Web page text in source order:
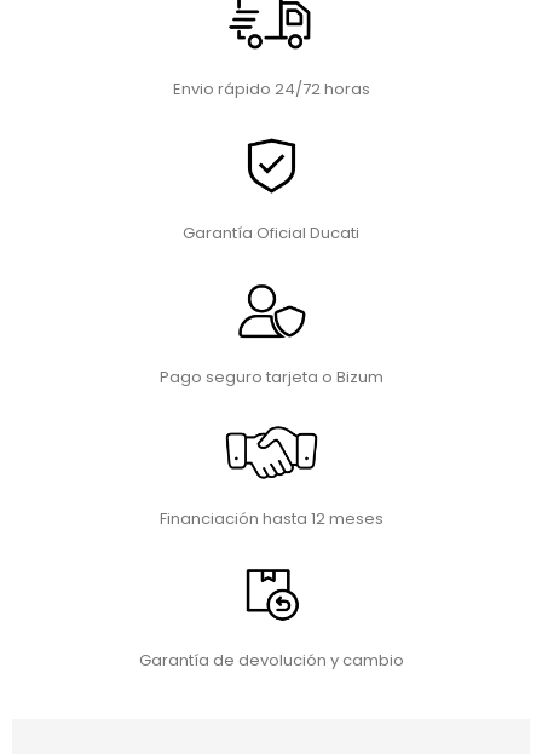
Envio rápido 24/72 horas
Garantía Oficial Ducati
Pago seguro tarjeta o Bizum
Financiación hasta 12 meses
Garantía de devolución y cambio